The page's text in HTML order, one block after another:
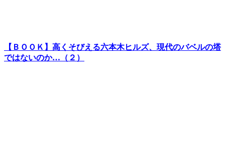
【ＢＯＯＫ】高くそびえる六本木ヒルズ、現代のバベルの塔
ではないのか…（２）